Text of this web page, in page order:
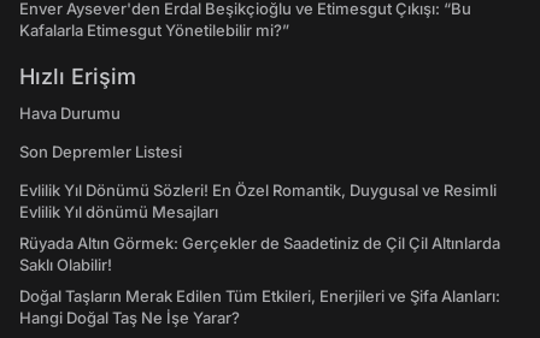
Enver Aysever'den Erdal Beşikçioğlu ve Etimesgut Çıkışı: “Bu
Kafalarla Etimesgut Yönetilebilir mi?”
Hızlı Erişim
Hava Durumu
Son Depremler Listesi
Evlilik Yıl Dönümü Sözleri! En Özel Romantik, Duygusal ve Resimli
Evlilik Yıl dönümü Mesajları
Rüyada Altın Görmek: Gerçekler de Saadetiniz de Çil Çil Altınlarda
Saklı Olabilir!
Doğal Taşların Merak Edilen Tüm Etkileri, Enerjileri ve Şifa Alanları:
Hangi Doğal Taş Ne İşe Yarar?